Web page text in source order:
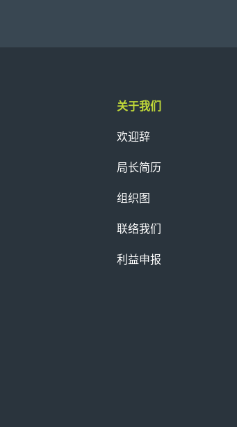
关于我们
欢迎辞
局长简历
组织图
联络我们
利益申报